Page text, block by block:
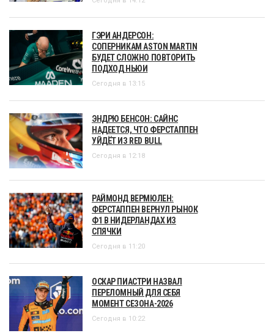
ГЭРИ АНДЕРСОН:
СОПЕРНИКАМ ASTON MARTIN
БУДЕТ СЛОЖНО ПОВТОРИТЬ
ПОДХОД НЬЮИ
Сегодня в 13:15
ЭНДРЮ БЕНСОН: САЙНС
НАДЕЕТСЯ, ЧТО ФЕРСТАППЕН
УЙДЁТ ИЗ RED BULL
Сегодня в 12:18
РАЙМОНД ВЕРМЮЛЕН:
ФЕРСТАППЕН ВЕРНУЛ РЫНОК
Ф1 В НИДЕРЛАНДАХ ИЗ
СПЯЧКИ
Сегодня в 11:20
ОСКАР ПИАСТРИ НАЗВАЛ
ПЕРЕЛОМНЫЙ ДЛЯ СЕБЯ
МОМЕНТ СЕЗОНА-2026
Сегодня в 10:22